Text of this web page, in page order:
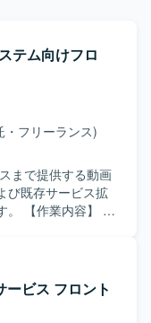
テム向けフロ
・フリーランス)
まで提供する動画
び既存サービス拡
動
いたSPAおよび
設計、製造、単体
運用までをご対応
況に応じて、基本
ービス フロント